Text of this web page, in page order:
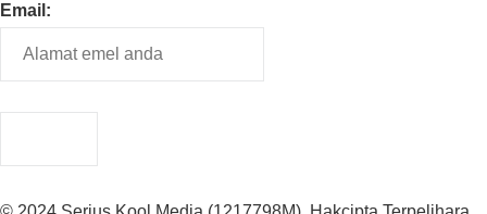
Email: